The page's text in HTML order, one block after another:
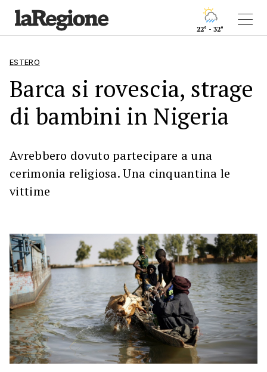
22° - 32°
ESTERO
Barca si rovescia, strage
di bambini in Nigeria
Avrebbero dovuto partecipare a una
cerimonia religiosa. Una cinquantina le
vittime